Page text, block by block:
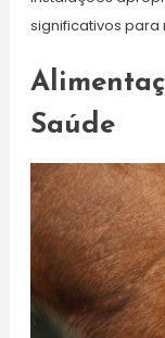
significativos
Saúde